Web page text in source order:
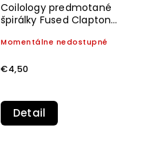
Coilology predmotané
špirálky Fused Clapton
Momentálne nedostupné
€4,50
Detail